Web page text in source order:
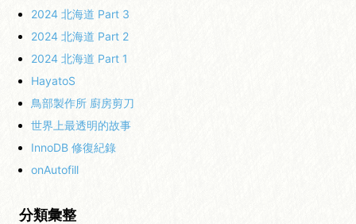
2024 北海道 Part 3
2024 北海道 Part 2
2024 北海道 Part 1
HayatoS
鳥部製作所 廚房剪刀
世界上最透明的故事
InnoDB 修復紀錄
onAutofill
分類彙整